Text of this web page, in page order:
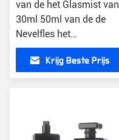
van de het Glasmist van
30ml 50ml van de de
Nevelfles het
Klantgerichte Lege
ParfumKrijg Beste Prijs